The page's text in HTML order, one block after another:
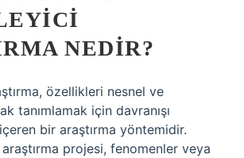
NEDIR?
özellikleri nesnel ve
tanımlamak için davranışı
bir araştırma yöntemidir.
araştırma projesi, fenomenler veya